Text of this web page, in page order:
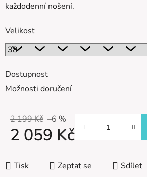
každodenní nošení.
Velikost
Dostupnost
Možnosti doručení
2 199 Kč –6 %
2 059 Kč
Tisk Zeptat se Sdílet